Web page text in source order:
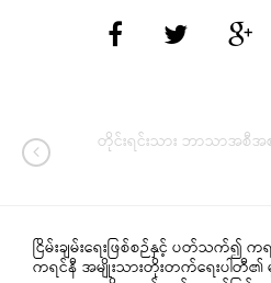
တိုင်းရင်းသား ဘာသာအစီအ
ငြိမ်းချမ်းရေးဖြစ်စဉ်နှင့် ပတ်သက်
ကရင်နီ အမျိုးသားတိုးတက်ရေးပါတီ၏